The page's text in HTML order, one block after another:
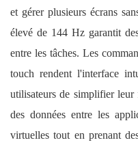
et gérer plusieurs écrans
élevé de 144 Hz garantit
entre les tâches. Les
touch rendent l'interface
utilisateurs de simplifier
des données entre les
virtuelles tout en prenant